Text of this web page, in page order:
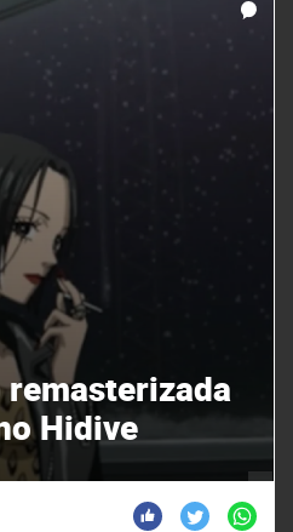
remasterizada
Hidive